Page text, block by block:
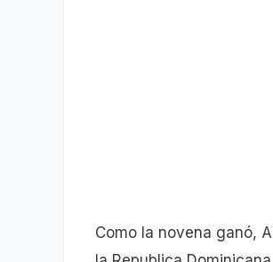
Como la novena ganó,